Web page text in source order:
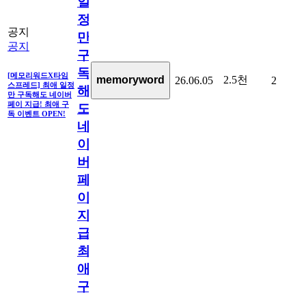
공지
공지
[메모리워드X타임
스프레드] 최애 일정
만 구독해도 네이버
페이 지급! 최애 구
독 이벤트 OPEN!
정
만
구
독
해
도
네
이
버
페
이
지
급!
최
애
구
memoryword 26.06.05 2.5천 2